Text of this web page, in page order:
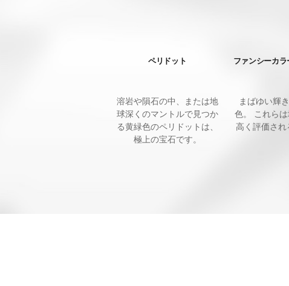
ペリドット
溶岩や隕石の中、または地
球深くのマントルで見つか
る黄緑色のペリドットは、
極上の宝石です。
ファンシーカ
まばゆい輝
色。 これら
高く評価され